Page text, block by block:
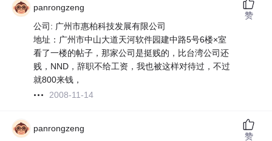
panrongzeng
公司: 广州市惠柏科技发展有限公司
地址：广州市中山大道天河软件园建中路5号6楼×室
看了一楼的帖子，那家公司是挺贱的，比台湾公司还
贱，NND，辞职不给工资，我也被这样对待过，不过
就800来钱，
2008-11-14
赞
panrongzeng
赞